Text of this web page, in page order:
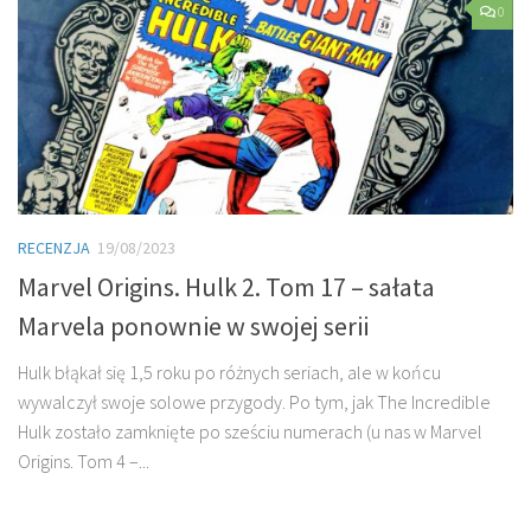
0
RECENZJA 19/08/2023
Marvel Origins. Hulk 2. Tom 17 – sałata
Marvela ponownie w swojej serii
Hulk błąkał się 1,5 roku po różnych seriach, ale w końcu
wywalczył swoje solowe przygody. Po tym, jak The Incredible
Hulk zostało zamknięte po sześciu numerach (u nas w Marvel
Origins. Tom 4 –...